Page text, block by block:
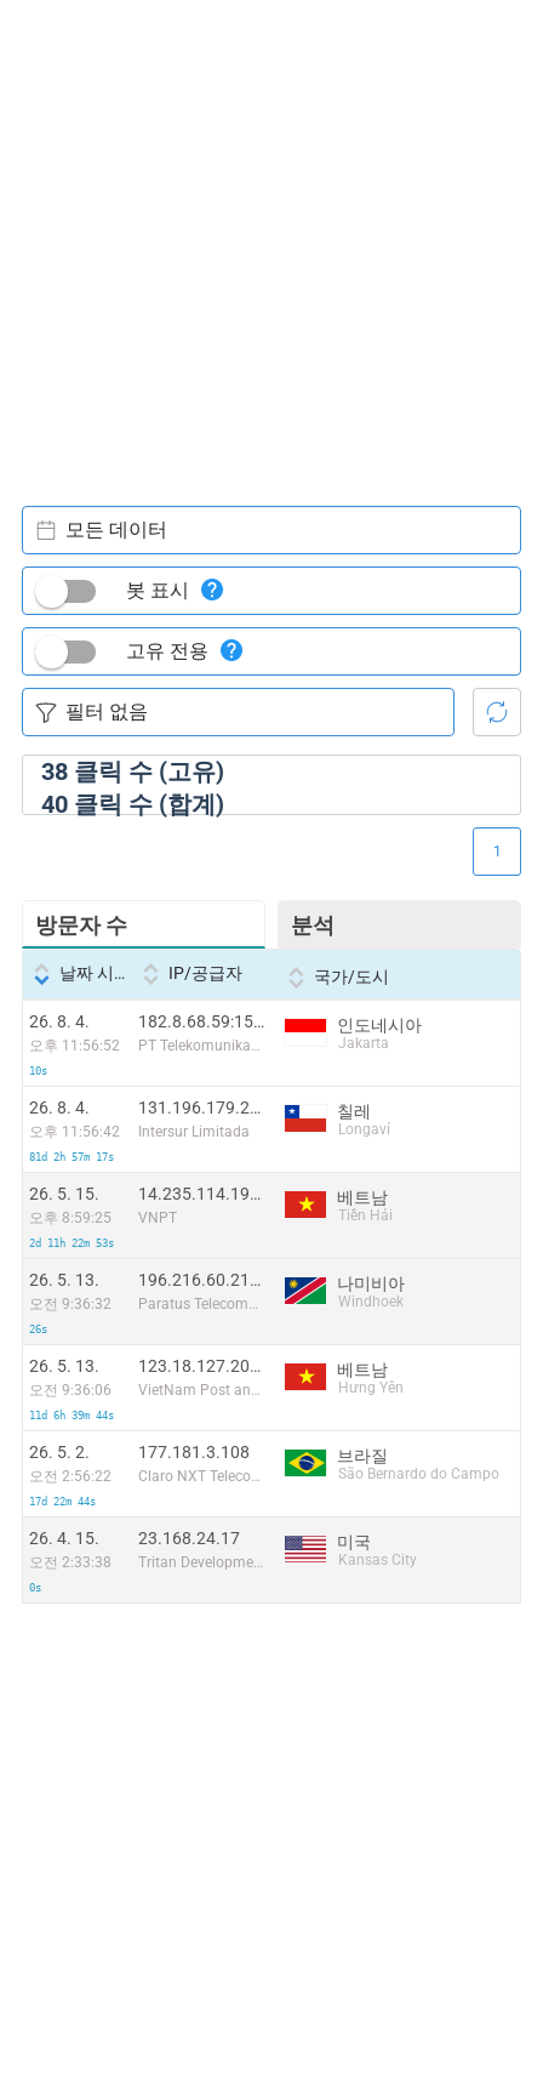
38클릭 수 (고유)
40클릭 수 (합계)
모든 데이터
봇 표시
고유 전용
방문자 수 분석
1
날짜 시간 IP/공급자 국가/도시
26. 8. 4.
오후 11:56:52
10s
182.8.68.59:15378
PT Telekomunikasi Selular Indonesia
인도네시아
Jakarta
26. 8. 4.
오후 11:56:42
81d 2h 57m 17s
131.196.179.224:58683
Intersur Limitada
칠레
Longaví
26. 5. 15.
오후 8:59:25
2d 11h 22m 53s
14.235.114.190:44456
VNPT
베트남
Tiền Hải
26. 5. 13.
오전 9:36:32
26s
196.216.60.218:25259
Paratus Telecommunications Limited
나미비아
Windhoek
26. 5. 13.
오전 9:36:06
11d 6h 39m 44s
123.18.127.206:46257
VietNam Post and Telecom Corporation
베트남
Hưng Yên
26. 5. 2.
오전 2:56:22
17d 22m 44s
177.181.3.108
Claro NXT Telecomunicacoes Ltda
브라질
São Bernardo do Campo
26. 4. 15.
오전 2:33:38
0s
23.168.24.17
Tritan Development
미국
Kansas City